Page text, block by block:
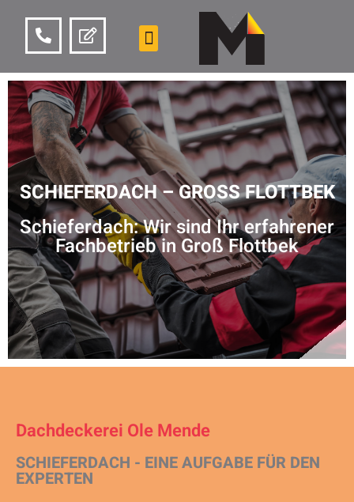
SCHIEFERDACH – GROSS FLOTTBEK
Schieferdach: Wir sind Ihr erfahrener
Fachbetrieb in Groß Flottbek
Dachdeckerei Ole Mende
SCHIEFERDACH - EINE AUFGABE FÜR DEN
EXPERTEN